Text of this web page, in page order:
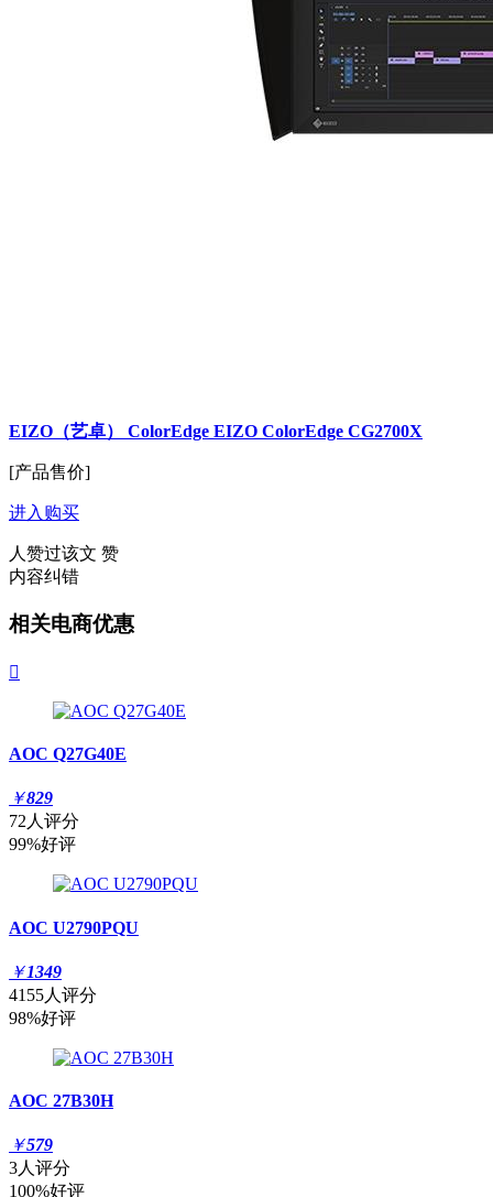
EIZO（艺卓） ColorEdge EIZO ColorEdge CG2700X
[产品售价]
进入购买
人赞过该文 赞
内容纠错
相关电商优惠

AOC Q27G40E
￥829
72人评分
99%好评
AOC U2790PQU
￥1349
4155人评分
98%好评
AOC 27B30H
￥579
3人评分
100%好评